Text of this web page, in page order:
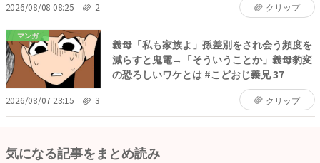
2026/08/08 08:25 2 クリップ
マンガ
義母「私も家族よ」孫差別をされ会う頻度を
減らすと鬼電→「そういうことか」義母豹変
の恐ろしいワケとは #こどおじ義兄 37
2026/08/07 23:15 3 クリップ
気になる記事をまとめ読み